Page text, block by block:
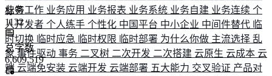
业务工作 业务应用 业务报表 业务系统 业务自建 业务连续 个
人开发者 个人练手 个性化 中国平台 中小企业 中间件替代 临
时切换 临时应急 临时权限 临时部署 为什么你做 主流选择 乱
象 事件驱动 事务 二叉树 二次开发 二次搭建 云原生 云成本 云
端 云端免安装 云端开发 云端部署 五大能力 交叉验证 产品对
标签
1132
总字数
6,609,519